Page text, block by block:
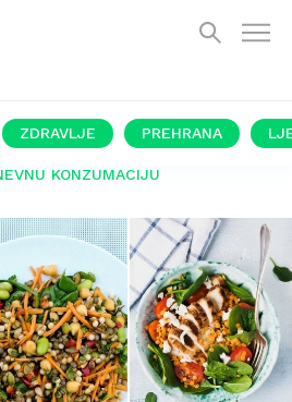
ZDRAVLJE PREHRANA
KONZUMACIJU